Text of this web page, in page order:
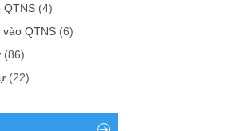
QTNS (4)
QTNS (6)
(86)
(22)